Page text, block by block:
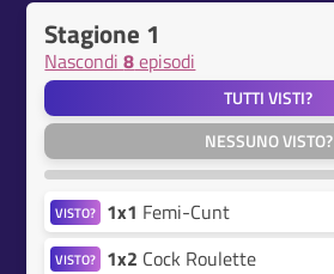
Stagione 1
Nascondi8episodi
TUTTI VISTI?
NESSUNO VISTO?
VISTO? 1x1 Femi-Cunt
VISTO? 1x2 Cock Roulette